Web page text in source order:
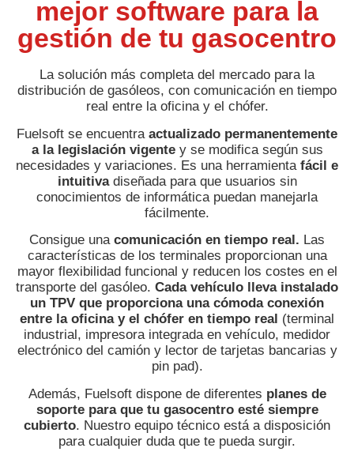
mejor software para la
gestión de tu gasocentro
La solución más completa del mercado para la
distribución de gasóleos, con comunicación en tiempo
real entre la oficina y el chófer.
Fuelsoft se encuentra actualizado permanentemente
a la legislación vigente y se modifica según sus
necesidades y variaciones. Es una herramienta fácil e
intuitivadiseñada para que usuarios sin
conocimientos de informática puedan manejarla
fácilmente.
Consigue una comunicación en tiempo real . Las
características de los terminales proporcionan una
mayor flexibilidad funcional y reducen los costes en el
transporte del gasóleo. Cada vehículo lleva instalado
un TPV que proporciona una cómoda conexión
entre la oficina y el chófer en tiempo real (terminal
industrial, impresora integrada en vehículo, medidor
electrónico del camión y lector de tarjetas bancarias y
pin pad).
Además, Fuelsoft dispone de diferentes planes de
soporte para que tu gasocentro esté siempre
cubierto. Nuestro equipo técnico está a disposición
para cualquier duda que te pueda surgir.